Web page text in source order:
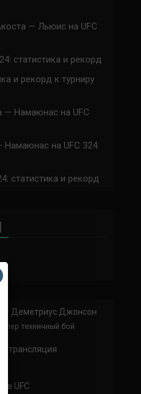
— Льюис на UFC
статистика и рекорд
и рекорд к турниру
— Намаюнас на UFC
на UFC 324:
статистика и рекорд
— Деметриус Джонсон
техничный бой
трансляция
UFC